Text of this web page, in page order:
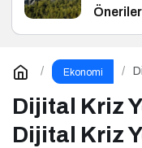
Ekonomi
Dijital Kriz
Dijital Kriz